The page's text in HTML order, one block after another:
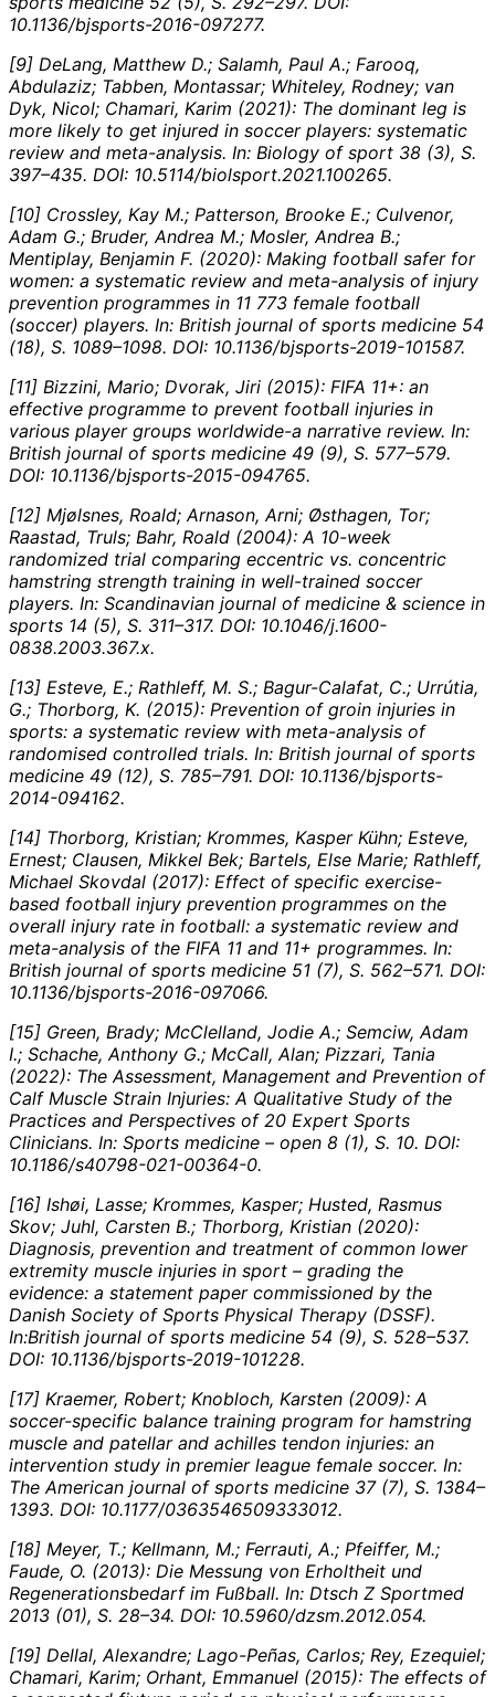
10.1136/bjsports-2016-097277.
[9] DeLang, Matthew D.; Salamh, Paul A.; Farooq,
Abdulaziz; Tabben, Montassar; Whiteley, Rodney; van
Dyk, Nicol; Chamari, Karim (2021): The dominant leg is
more likely to get injured in soccer players: systematic
review and meta-analysis. In: Biology of sport 38 (3), S.
397–435. DOI: 10.5114/biolsport.2021.100265.
[10] Crossley, Kay M.; Patterson, Brooke E.; Culvenor,
Adam G.; Bruder, Andrea M.; Mosler, Andrea B.;
Mentiplay, Benjamin F. (2020): Making football safer for
women: a systematic review and meta-analysis of injury
prevention programmes in 11 773 female football
(soccer) players. In: British journal of sports medicine 54
(18), S. 1089–1098. DOI: 10.1136/bjsports-2019-101587.
[11] Bizzini, Mario; Dvorak, Jiri (2015): FIFA 11+: an
effective programme to prevent football injuries in
various player groups worldwide-a narrative review. In:
British journal of sports medicine 49 (9), S. 577–579.
DOI: 10.1136/bjsports-2015-094765.
[12] Mjølsnes, Roald; Arnason, Arni; Østhagen, Tor;
Raastad, Truls; Bahr, Roald (2004): A 10-week
randomized trial comparing eccentric vs. concentric
hamstring strength training in well-trained soccer
players. In: Scandinavian journal of medicine & science in
sports 14 (5), S. 311–317. DOI: 10.1046/j.1600-
0838.2003.367.x.
[13] Esteve, E.; Rathleff, M. S.; Bagur-Calafat, C.; Urrútia,
G.; Thorborg, K. (2015): Prevention of groin injuries in
sports: a systematic review with meta-analysis of
randomised controlled trials. In: British journal of sports
medicine 49 (12), S. 785–791. DOI: 10.1136/bjsports-
2014-094162.
[14] Thorborg, Kristian; Krommes, Kasper Kühn; Esteve,
Ernest; Clausen, Mikkel Bek; Bartels, Else Marie; Rathleff,
Michael Skovdal (2017): Effect of specific exercise-
based football injury prevention programmes on the
overall injury rate in football: a systematic review and
meta-analysis of the FIFA 11 and 11+ programmes. In:
British journal of sports medicine 51 (7), S. 562–571. DOI:
10.1136/bjsports-2016-097066.
[15] Green, Brady; McClelland, Jodie A.; Semciw, Adam
I.; Schache, Anthony G.; McCall, Alan; Pizzari, Tania
(2022): The Assessment, Management and Prevention of
Calf Muscle Strain Injuries: A Qualitative Study of the
Practices and Perspectives of 20 Expert Sports
Clinicians. In: Sports medicine – open 8 (1), S. 10. DOI:
10.1186/s40798-021-00364-0.
[16] Ishøi, Lasse; Krommes, Kasper; Husted, Rasmus
Skov; Juhl, Carsten B.; Thorborg, Kristian (2020):
Diagnosis, prevention and treatment of common lower
extremity muscle injuries in sport – grading the
evidence: a statement paper commissioned by the
Danish Society of Sports Physical Therapy (DSSF).
In:British journal of sports medicine 54 (9), S. 528–537.
DOI: 10.1136/bjsports-2019-101228.
[17] Kraemer, Robert; Knobloch, Karsten (2009): A
soccer-specific balance training program for hamstring
muscle and patellar and achilles tendon injuries: an
intervention study in premier league female soccer. In:
The American journal of sports medicine 37 (7), S. 1384–
1393. DOI: 10.1177/0363546509333012.
[18] Meyer, T.; Kellmann, M.; Ferrauti, A.; Pfeiffer, M.;
Faude, O. (2013): Die Messung von Erholtheit und
Regenerationsbedarf im Fußball. In: Dtsch Z Sportmed
2013 (01), S. 28–34. DOI: 10.5960/dzsm.2012.054.
[19] Dellal, Alexandre; Lago-Peñas, Carlos; Rey, Ezequiel;
Chamari, Karim; Orhant, Emmanuel (2015): The effects of